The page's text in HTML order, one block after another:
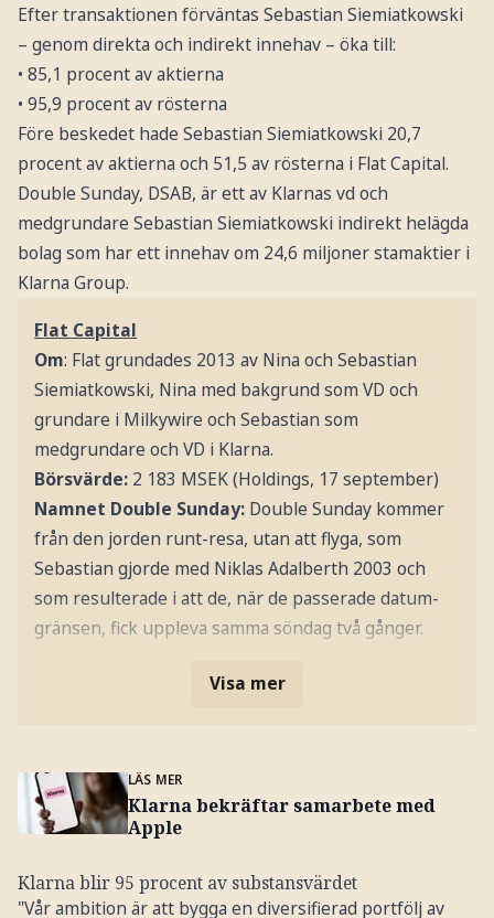
Efter transaktionen förväntas Sebastian Siemiatkowski
– genom direkta och indirekt innehav – öka till:
• 85,1 procent av aktierna
• 95,9 procent av rösterna
Före beskedet hade Sebastian Siemiatkowski 20,7
procent av aktierna och 51,5 av rösterna i Flat Capital.
Double Sunday, DSAB, är ett av Klarnas vd och
medgrundare Sebastian Siemiatkowski indirekt helägda
bolag som har ett innehav om 24,6 miljoner stamaktier i
Klarna Group.
Flat Capital
Om: Flat grundades 2013 av Nina och Sebastian
Siemiatkowski, Nina med bakgrund som VD och
grundare i Milkywire och Sebastian som
medgrundare och VD i Klarna.
Börsvärde: 2 183 MSEK (Holdings, 17 september)
Namnet Double Sunday: Double Sunday kommer
från den jorden runt-resa, utan att flyga, som
Sebastian gjorde med Niklas Adalberth 2003 och
som resulterade i att de, när de passerade datum-
gränsen, fick uppleva samma söndag två gånger.
Visa mer
LÄS MER
Klarna bekräftar samarbete med
Apple
Klarna blir 95 procent av substansvärdet
"Vår ambition är att bygga en diversifierad portfölj av